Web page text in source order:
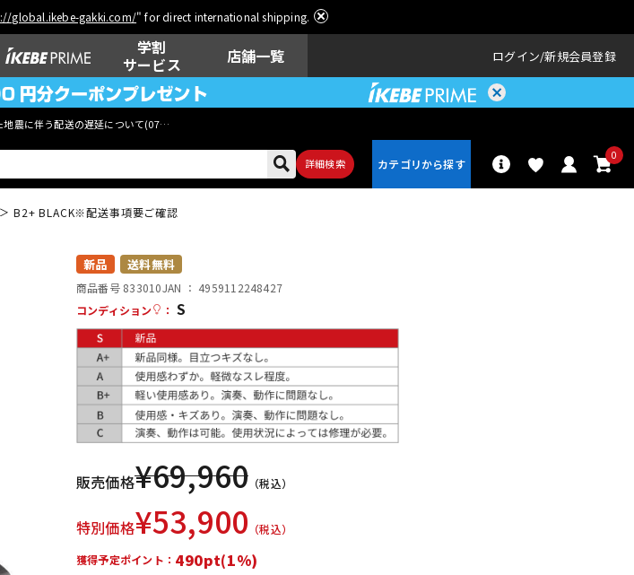
global.ikebe-gakki.com/" for direct international shipping.
学割
サービス
店舗一覧 ログイン 新規会員登録
地震に伴う配送の遅延について(07月29日
詳細検索
0
ウクレレ
その他楽器
レコーディン
グ機器
配信/ライブ
機器
B2+ BLACK※配送事項要ご確認
新品 送料無料
商品番号 833010JAN ： 4959112248427
コンディション
： S
販売価格¥69,960 （税込）
特別価格¥53,900 （税込）
獲得予定ポイント： 490pt(1%)